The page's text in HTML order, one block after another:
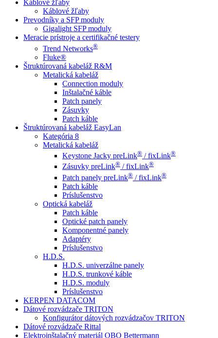
Káblové žľaby
Káblové žľaby
Prevodníky a SFP moduly
Gigalight SFP moduly
Meracie prístroje a certifikačné testery
Trend Networks®
Fluke®
Štruktúrovaná kabeláž R&M
Metalická kabeláž
Connection moduly
Inštalačné káble
Patch panely
Zásuvky
Patch káble
Štruktúrovaná kabeláž EasyLan
Kategória 8
Metalická kabeláž
Keystone Jacky preLink® / fixLink®
Zásuvky preLink® / fixLink®
Patch panely preLink® / fixLink®
Patch káble
Príslušenstvo
Optická kabeláž
Patch káble
Optické patch panely
Komponentné panely
Adaptéry
Príslušenstvo
H.D.S.
H.D.S. univerzálne panely
H.D.S. trunkové káble
H.D.S. moduly
Príslušenstvo
KERPEN DATACOM
Dátové rozvádzače TRITON
Konfigurátor dátových rozvádzačov TRITON
Dátové rozvádzače Rittal
Elektroinštalačný materiál OBO Bettermann